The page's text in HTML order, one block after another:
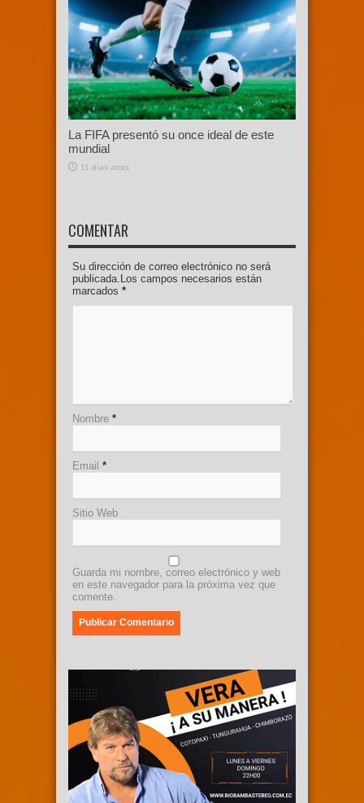
La FIFA presentó su once ideal de este
mundial
11 días atras
COMENTAR
Su dirección de correo electrónico no será
publicada.Los campos necesarios están
marcados *
Nombre *
Email *
Sitio Web
Guarda mi nombre, correo electrónico y web
en este navegador para la próxima vez que
comente.